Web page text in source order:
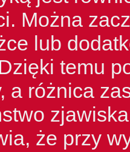
Można
lub
temu
a różnica
że przy